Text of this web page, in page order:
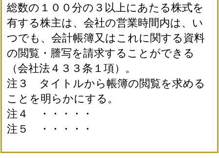
総数の１００分の３以上にあたる株式を
有する株主は、会社の営業時間内は、い
つでも、会計帳簿又はこれに関する資料
の閲覧・謄写を請求することができる
（会社法４３３条１項）。
注３ タイトルから帳簿の閲覧を求める
ことを明らかにする。
注４ ・・・・・
注５ ・・・・・